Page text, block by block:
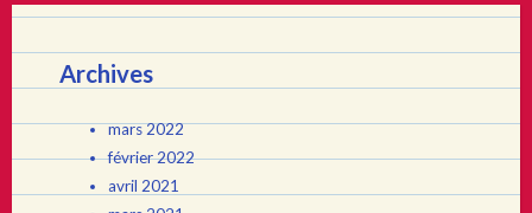
Archives
mars 2022
février 2022
avril 2021